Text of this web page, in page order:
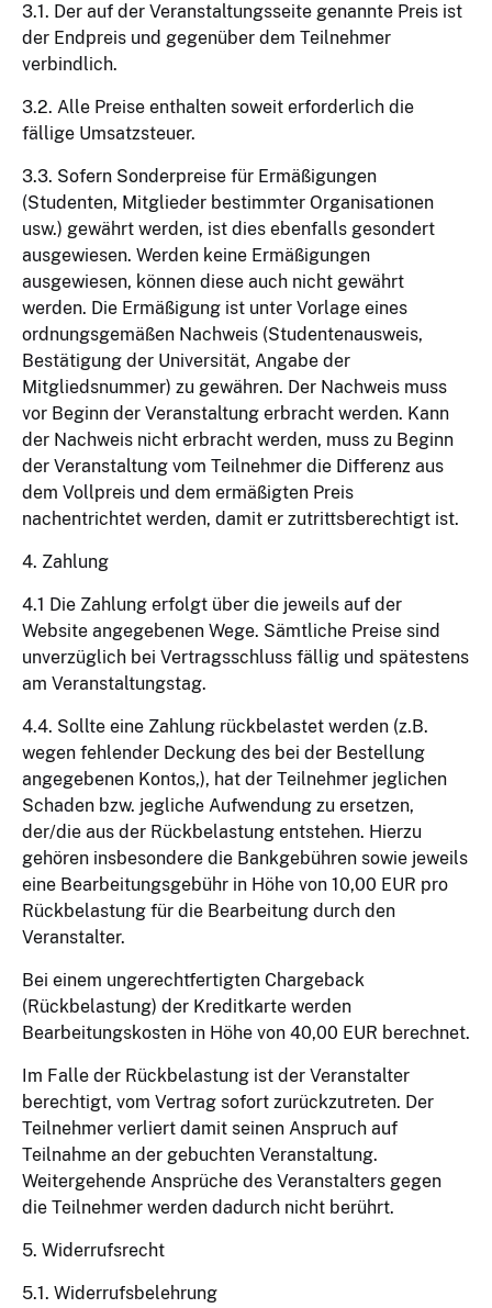
3.1. Der auf der Veranstaltungsseite genannte Preis ist
der Endpreis und gegenüber dem Teilnehmer
verbindlich.
3.2. Alle Preise enthalten soweit erforderlich die
fällige Umsatzsteuer.
3.3. Sofern Sonderpreise für Ermäßigungen
(Studenten, Mitglieder bestimmter Organisationen
usw.) gewährt werden, ist dies ebenfalls gesondert
ausgewiesen. Werden keine Ermäßigungen
ausgewiesen, können diese auch nicht gewährt
werden. Die Ermäßigung ist unter Vorlage eines
ordnungsgemäßen Nachweis (Studentenausweis,
Bestätigung der Universität, Angabe der
Mitgliedsnummer) zu gewähren. Der Nachweis muss
vor Beginn der Veranstaltung erbracht werden. Kann
der Nachweis nicht erbracht werden, muss zu Beginn
der Veranstaltung vom Teilnehmer die Differenz aus
dem Vollpreis und dem ermäßigten Preis
nachentrichtet werden, damit er zutrittsberechtigt ist.
4. Zahlung
4.1 Die Zahlung erfolgt über die jeweils auf der
Website angegebenen Wege. Sämtliche Preise sind
unverzüglich bei Vertragsschluss fällig und spätestens
am Veranstaltungstag.
4.4. Sollte eine Zahlung rückbelastet werden (z.B.
wegen fehlender Deckung des bei der Bestellung
angegebenen Kontos,), hat der Teilnehmer jeglichen
Schaden bzw. jegliche Aufwendung zu ersetzen,
der/die aus der Rückbelastung entstehen. Hierzu
gehören insbesondere die Bankgebühren sowie jeweils
eine Bearbeitungsgebühr in Höhe von 10,00 EUR pro
Rückbelastung für die Bearbeitung durch den
Veranstalter.
Bei einem ungerechtfertigten Chargeback
(Rückbelastung) der Kreditkarte werden
Bearbeitungskosten in Höhe von 40,00 EUR berechnet.
Im Falle der Rückbelastung ist der Veranstalter
berechtigt, vom Vertrag sofort zurückzutreten. Der
Teilnehmer verliert damit seinen Anspruch auf
Teilnahme an der gebuchten Veranstaltung.
Weitergehende Ansprüche des Veranstalters gegen
die Teilnehmer werden dadurch nicht berührt.
5. Widerrufsrecht
5.1. Widerrufsbelehrung